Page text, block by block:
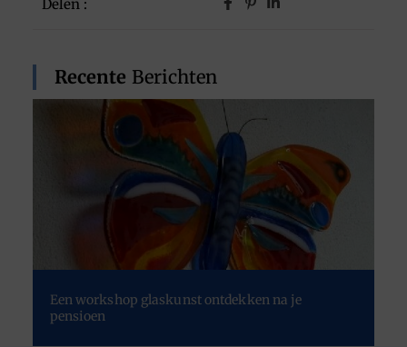
Delen :
Recente Berichten
Een workshop glaskunst ontdekken na je
pensioen